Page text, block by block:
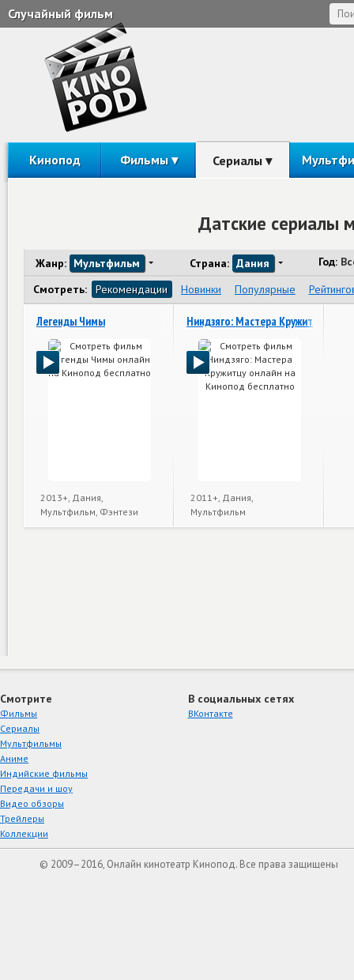
Случайный фильм
Кинопод Фильмы Сериалы
Датские сериалы
Жанр: Мультфильм Страна: Дания Год:
Смотреть:
Рекомендации Новинки Популярные
Легенды Чимы
2013+, Дания,
Мультфильм, Фэнтези
Ниндзяго: Мастера Кружитцу
2011+, Дания,
Мультфильм
Смотрите
Фильмы
Сериалы
Мультфильмы
Аниме
Индийские фильмы
Передачи и шоу
Видео обзоры
Трейлеры
Коллекции
В социальных сетях
ВКонтакте
© 2009–2016, Онлайн кинотеатр Кинопод. Все права защищены